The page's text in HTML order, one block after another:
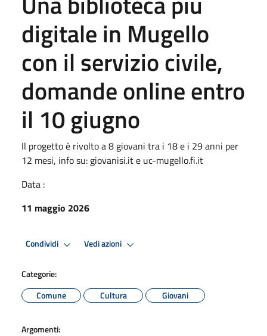
digitale in Mugello
con il servizio civile,
domande online entro
il 10 giugno
Il progetto è rivolto a 8 giovani tra i 18 e i 29 anni per
12 mesi, info su: giovanisi.it e uc-mugello.fi.it
Data :
11 maggio 2026
Condividi Vedi azioni
Categorie:
Comune
Cultura Giovani
Argomenti: